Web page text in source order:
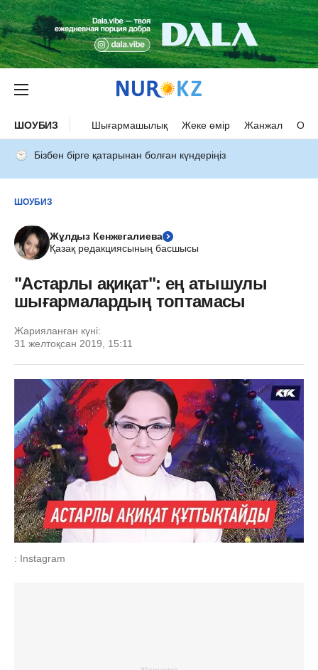
ШОУБИЗ Шығармашылық Жеке өмір Жанжал
Бізбен бірге қатарынан болған күндеріңіз
ШОУБИЗ
Жұлдыз Кенжегалиева
Қазақ редакциясының басшысы
"Астарлы ақиқат": ең атышулы
шығармалардың топтамасы
Жарияланған күні:
31 желтоқсан 2019, 15:11
: Instagram